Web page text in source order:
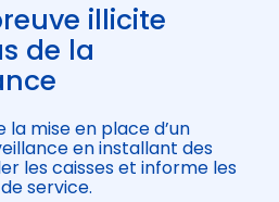
illicite
de la
mise en place d’un
en installant des
les caisses et informe les
service.